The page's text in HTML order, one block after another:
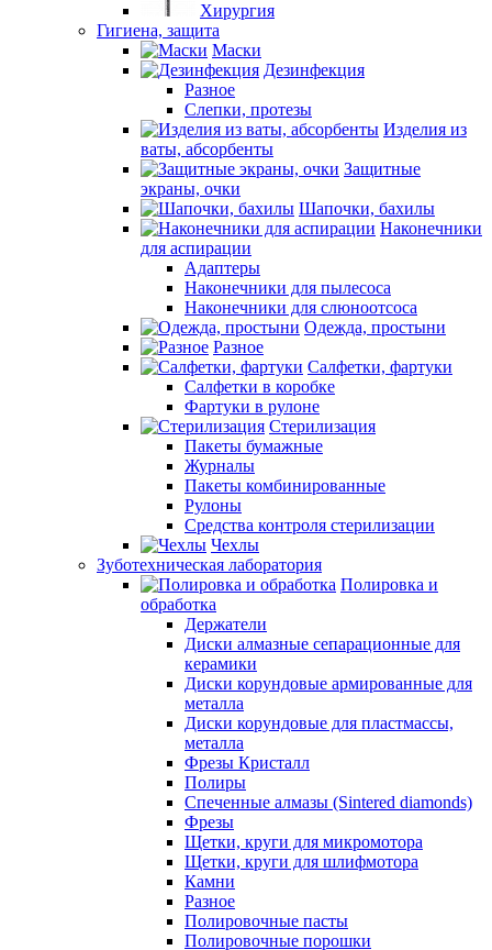
Хирургия
Гигиена, защита
Маски
Дезинфекция
Разное
Слепки, протезы
Изделия из
ваты, абсорбенты
Защитные
экраны, очки
Шапочки, бахилы
Наконечники
для аспирации
Адаптеры
Наконечники для пылесоса
Наконечники для слюноотсоса
Одежда, простыни
Разное
Салфетки, фартуки
Салфетки в коробке
Фартуки в рулоне
Стерилизация
Пакеты бумажные
Журналы
Пакеты комбинированные
Рулоны
Средства контроля стерилизации
Чехлы
Зуботехническая лаборатория
Полировка и
обработка
Держатели
Диски алмазные сепарационные для
керамики
Диски корундовые армированные для
металла
Диски корундовые для пластмассы,
металла
Фрезы Кристалл
Полиры
Спеченные алмазы (Sintered diamonds)
Фрезы
Щетки, круги для микромотора
Щетки, круги для шлифмотора
Камни
Разное
Полировочные пасты
Полировочные порошки